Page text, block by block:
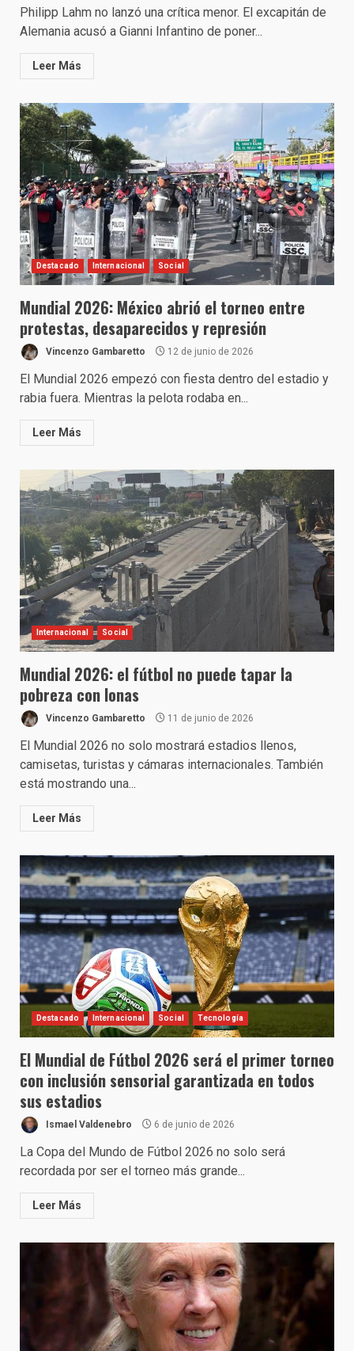
Philipp Lahm no lanzó una crítica menor. El excapitán de
Alemania acusó a Gianni Infantino de poner...
Leer Más
Destacado Internacional Social
Mundial 2026: México abrió el torneo entre
protestas, desaparecidos y represión
Vincenzo Gambaretto 12 de junio de 2026
El Mundial 2026 empezó con fiesta dentro del estadio y
rabia fuera. Mientras la pelota rodaba en...
Leer Más
Internacional Social
Mundial 2026: el fútbol no puede tapar la
pobreza con lonas
Vincenzo Gambaretto 11 de junio de 2026
El Mundial 2026 no solo mostrará estadios llenos,
camisetas, turistas y cámaras internacionales. También
está mostrando una...
Leer Más
Destacado Internacional Social Tecnología
El Mundial de Fútbol 2026 será el primer torneo
con inclusión sensorial garantizada en todos
sus estadios
Ismael Valdenebro 6 de junio de 2026
La Copa del Mundo de Fútbol 2026 no solo será
recordada por ser el torneo más grande...
Leer Más